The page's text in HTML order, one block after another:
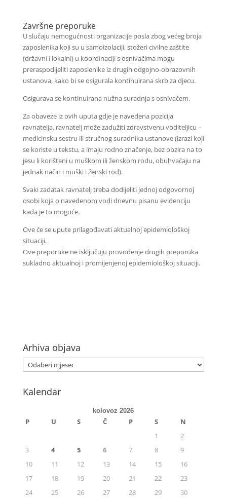
Završne preporuke
U slučaju nemogućnosti organizacije posla zbog većeg broja
zaposlenika koji su u samoizolaciji, stožeri civilne zaštite
(državni i lokalni) u koordinaciji s osnivačima mogu
preraspodijeliti zaposlenike iz drugih odgojno-obrazovnih
ustanova, kako bi se osigurala kontinuirana skrb za djecu.
Osigurava se kontinuirana nužna suradnja s osnivačem.
Za obaveze iz ovih uputa gdje je navedena pozicija
ravnatelja, ravnatelj može zadužiti zdravstvenu voditeljicu –
medicinsku sestru ili stručnog suradnika ustanove (izrazi koji
se koriste u tekstu, a imaju rodno značenje, bez obzira na to
jesu li korišteni u muškom ili ženskom rodu, obuhvaćaju na
jednak način i muški i ženski rod).
Svaki zadatak ravnatelj treba dodijeliti jednoj odgovornoj
osobi koja o navedenom vodi dnevnu pisanu evidenciju
kada je to moguće.
Ove će se upute prilagođavati aktualnoj epidemiološkoj
situaciji.
Ove preporuke ne isključuju provođenje drugih preporuka
sukladno aktualnoj i promijenjenoj epidemiološkoj situaciji.
Arhiva objava
Kalendar
kolovoz 2026
P U S Č P S
N
1
2
3
4 5 6 7 8
9
10
11 12 13 14 15
16
17
18 19 20 21 22
23
24
25 26 27 28 29
30